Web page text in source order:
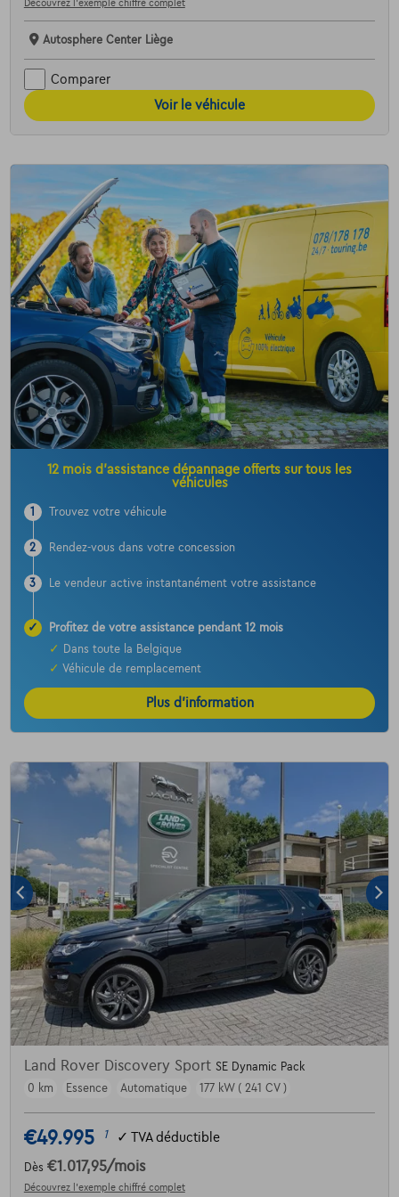
Découvrez l’exemple chiffré complet
Autosphere Center Liège
Comparer
Voir le véhicule
12 mois d’assistance dépannage offerts sur tous les
véhicules
1 Trouvez votre véhicule
2 Rendez-vous dans votre concession
3 Le vendeur active instantanément votre assistance
✓
Profitez de votre assistance pendant 12 mois
✓
Dans toute la Belgique
✓ Véhicule de remplacement
Plus d’information
Land Rover Discovery Sport SE Dynamic Pack
0 km
Essence Automatique 177 kW ( 241 CV )
€49.995 1 ✓ TVA déductible
Dès €1.017,95/mois
Découvrez l’exemple chiffré complet